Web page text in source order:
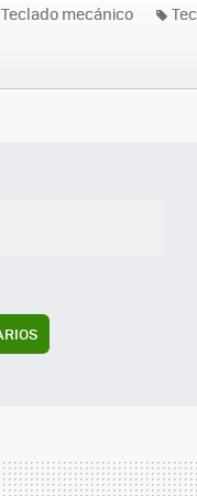
Teclado mecánico